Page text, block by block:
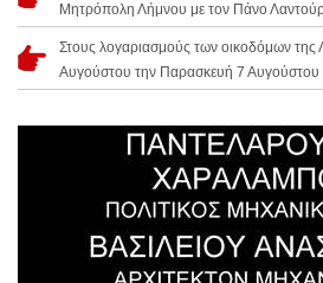
Μητρόπολη Λήμνου με τον Πάνο
Στους λογαριασμούς των οικοδόμων
Αυγούστου την Παρασκευή 7 Αυγούστου